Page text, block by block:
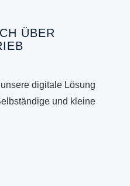
ÜBER
unsere digitale Lösung
und kleine